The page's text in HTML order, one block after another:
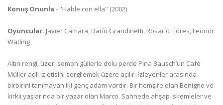
Konuş Onunla - ''Hable con ella'' (2002)
Oyuncular: Javier Camara, Darío Grandinetti, Rosario Flores, Leonor
Watling
Altın rengi, üzeri somon güllerle dolu perde Pina Bausch’un Café
Müller adlı izletisini sergilemek üzere açılır. İzleyenler arasında
birbirini tanımayan iki genç adam vardır. Bir hemşire olan Benigno ve
kırklı yaşlarında bir yazar olan Marco. Sahnede ahşap iskemleler ve